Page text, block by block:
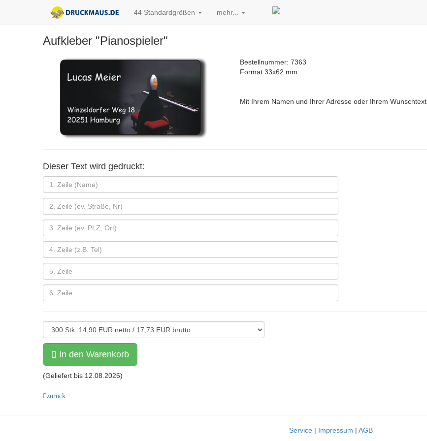
44 Standardgrößen mehr...
Aufkleber "Pianospieler"
Bestellnummer: 7363
Format 33x62 mm
Mit Ihrem Namen und Ihrer Adresse oder Ihrem Wunschtext.
Dieser Text wird gedruckt:
In den Warenkorb
(Geliefert bis 12.08.2026)
zurück
Service | Impressum | AGB